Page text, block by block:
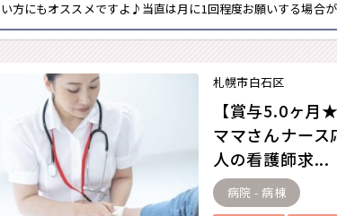
い方にもオススメですよ♪当直は月に1回程度お願いする場合
札幌市白石区
【賞与5.0ヶ
ママさんナース
人の看護師求...
病院 - 病棟